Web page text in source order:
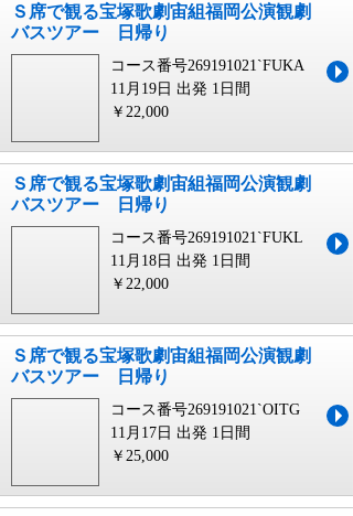
Ｓ席で観る宝塚歌劇宙組福岡公演観劇
バスツアー 日帰り
コース番号269191021`FUKA
11月19日 出発 1日間
￥22,000
Ｓ席で観る宝塚歌劇宙組福岡公演観劇
バスツアー 日帰り
コース番号269191021`FUKL
11月18日 出発 1日間
￥22,000
Ｓ席で観る宝塚歌劇宙組福岡公演観劇
バスツアー 日帰り
コース番号269191021`OITG
11月17日 出発 1日間
￥25,000